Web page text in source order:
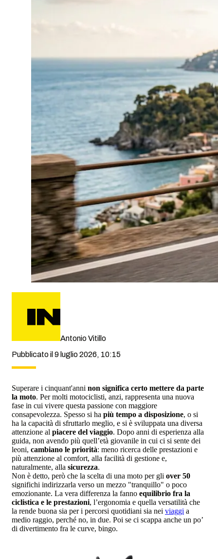
Antonio Vitillo
Pubblicato il 9 luglio 2026, 10:15
Superare i cinquant'anni non significa certo mettere da parte
la moto. Per molti motociclisti, anzi, rappresenta una nuova
fase in cui vivere questa passione con maggiore
consapevolezza. Spesso si ha più tempo a disposizione, o si
ha la capacità di sfruttarlo meglio, e si è sviluppata una diversa
attenzione al piacere del viaggio. Dopo anni di esperienza alla
guida, non avendo più quell’età giovanile in cui ci si sente dei
leoni, cambiano le priorità: meno ricerca delle prestazioni e
più attenzione al comfort, alla facilità di gestione e,
naturalmente, alla sicurezza.
Non è detto, però che la scelta di una moto per gli over 50
significhi indirizzarla verso un mezzo "tranquillo" o poco
emozionante. La vera differenza la fanno equilibrio fra la
ciclistica e le prestazioni, l’ergonomia e quella versatilità che
la rende buona sia per i percorsi quotidiani sia nei viaggi a
medio raggio, perché no, in due. Poi se ci scappa anche un po’
di divertimento fra le curve, bingo.